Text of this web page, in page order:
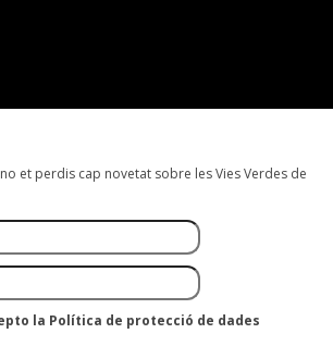
et perdis cap novetat sobre les Vies Verdes de
la Política de protecció de dades